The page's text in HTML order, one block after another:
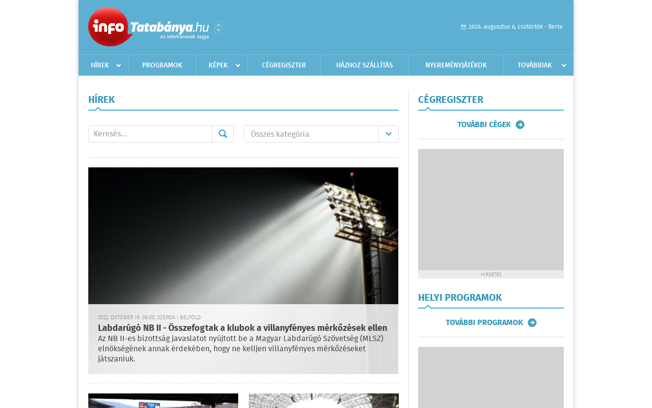
2026. augusztus 6, csütörtök - Berta
HÍREK PROGRAMOK KÉPEK CÉGREGISZTER HÁZHOZ SZÁLLÍTÁS NYEREMÉNYJÁTÉKOK TOVÁBBIAK
HÍREK
2022. OKTÓBER 19. 06:00, SZERDA | BELFÖLD
Labdarúgó NB II - Összefogtak a klubok a villanyfényes mérkőzések ellen
Az NB II-es bizottság javaslatot nyújtott be a Magyar Labdarúgó Szövetség (MLSZ)
elnökségének annak érdekében, hogy ne kelljen villanyfényes mérkőzéseket
játszaniuk.
CÉGREGISZTER
TOVÁBBI CÉGEK
HIRDETÉS
HELYI PROGRAMOK
TOVÁBBI PROGRAMOK